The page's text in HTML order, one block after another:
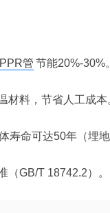
PPR管 节能20%-30%。
材料，节省人工成本
寿命可达50年（埋地
GB/T 18742.2）。